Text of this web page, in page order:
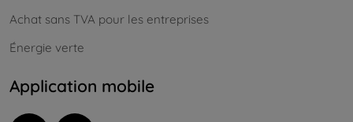
Achat sans TVA pour les entreprises
Énergie verte
Application mobile